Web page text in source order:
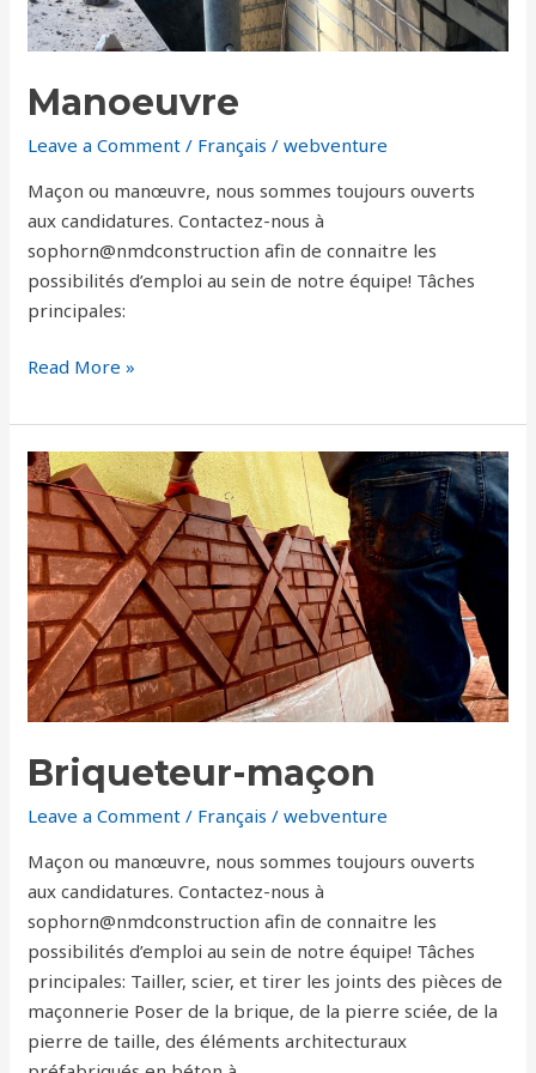
Manoeuvre
Leave a Comment / Français /webventure
Maçon ou manœuvre, nous sommes toujours ouverts
aux candidatures. Contactez-nous à
sophorn@nmdconstruction afin de connaitre les
possibilités d’emploi au sein de notre équipe! Tâches
principales:
Read More »
Briqueteur-maçon
Leave a Comment / Français /webventure
Maçon ou manœuvre, nous sommes toujours ouverts
aux candidatures. Contactez-nous à
sophorn@nmdconstruction afin de connaitre les
possibilités d’emploi au sein de notre équipe! Tâches
principales: Tailler, scier, et tirer les joints des pièces de
maçonnerie Poser de la brique, de la pierre sciée, de la
pierre de taille, des éléments architecturaux
Briqueteur-
maçon